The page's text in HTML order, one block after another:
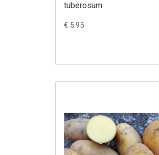
tuberosum
€ 5.95